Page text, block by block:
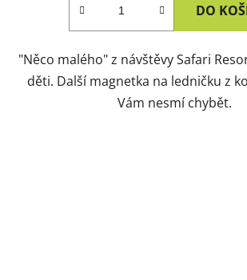
DO
"Něco malého" z návštěvy Safari
děti. Další magnetka na ledničku z
Vám nesmí chybět.